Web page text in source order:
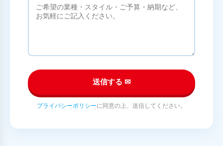
送信する ✉
プライバシーポリシーに同意の上、送信してください。